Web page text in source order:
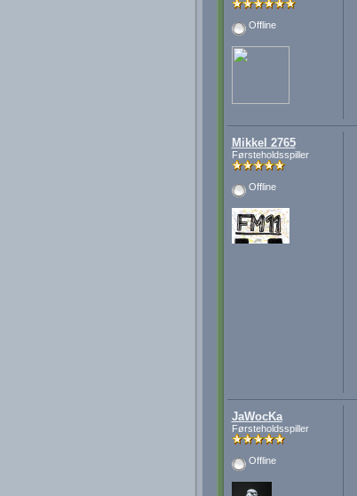
Offline
Mikkel 2765
Førsteholdsspiller
Offline
JaWocKa
Førsteholdsspiller
Offline